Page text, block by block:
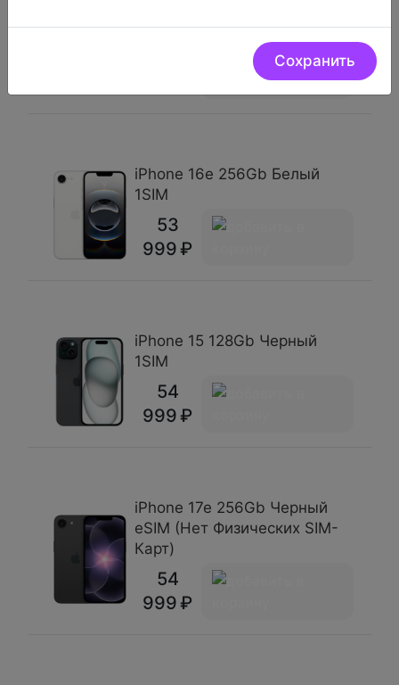
Сохранить
1SIM
iPhone 16e 256Gb Белый
1SIM
53
999
iPhone 15 128Gb Черный
1SIM
54
999
iPhone 17e 256Gb Черный
eSIM (Нет Физических SIM-
Карт)
54
999